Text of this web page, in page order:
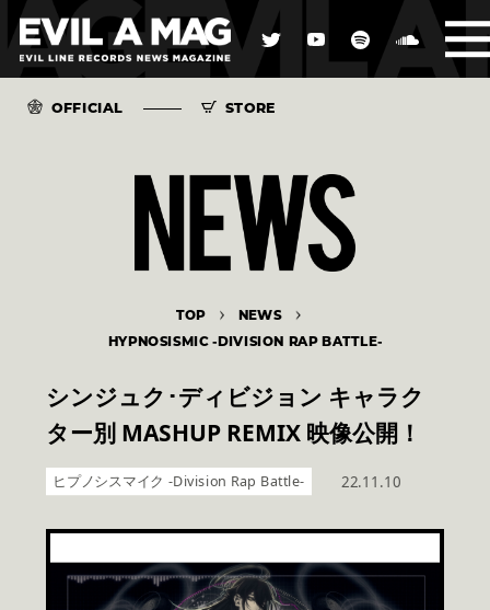
OFFICIAL STORE
TOP NEWS
HYPNOSISMIC -DIVISION RAP BATTLE-
シンジュク･ディビジョン キャラク
ター別 MASHUP REMIX 映像公開！
ヒプノシスマイク -Division Rap Battle- 22.11.10